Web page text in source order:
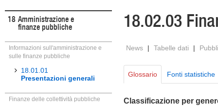
18 Amministrazione e
finanze pubbliche
Informazioni sull'amministrazione e
sulle finanze pubbliche
18.01.01
Presentazioni generali
Finanze delle collettività pubbliche
18.02.03
News | Tabelle dati |
Glossario Fonti statistiche
Classificazione per